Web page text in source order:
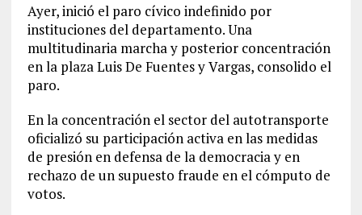
Ayer, inició el paro cívico indefinido por
instituciones del departamento. Una
multitudinaria marcha y posterior concentración
en la plaza Luis De Fuentes y Vargas, consolido el
paro.
En la concentración el sector del autotransporte
oficializó su participación activa en las medidas
de presión en defensa de la democracia y en
rechazo de un supuesto fraude en el cómputo de
votos.